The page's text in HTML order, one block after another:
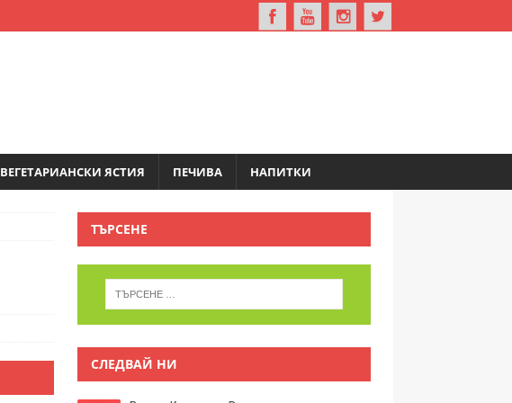
ВЕГЕТАРИАНСКИ ЯСТИЯ ПЕЧИВА НАПИТКИ
ТЪРСЕНЕ
СЛЕДВАЙ НИ